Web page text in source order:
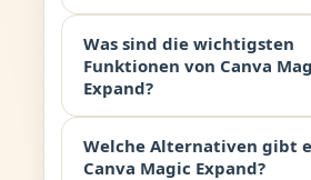
Was sind die wichtigsten
Funktionen von Canva
Expand?
Welche Alternativen gibt
Canva Magic Expand?